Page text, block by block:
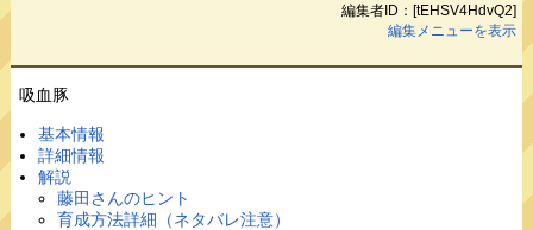
編集者ID：[tEHSV4HdvQ2]
編集メニューを表示
吸血豚
基本情報
詳細情報
解説
藤田さんのヒント
育成方法詳細（ネタバレ注意）